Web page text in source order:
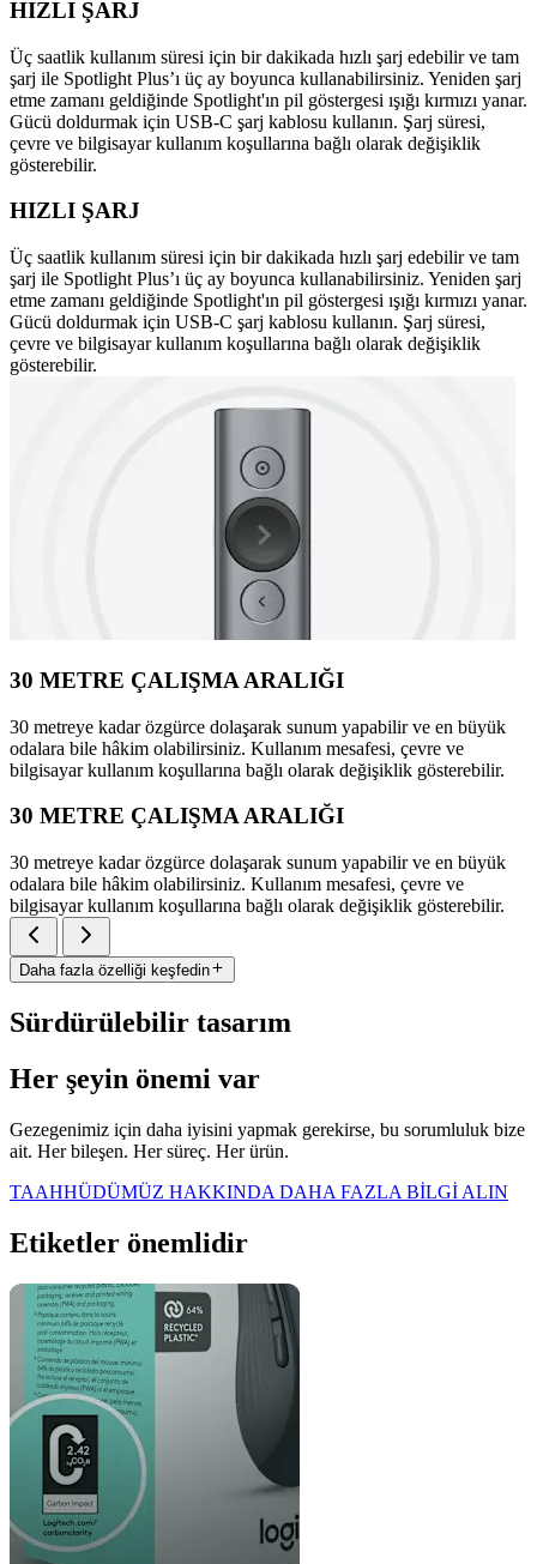
HIZLI ŞARJ
Üç saatlik kullanım süresi için bir dakikada hızlı şarj edebilir ve tam
şarj ile Spotlight Plus’ı üç ay boyunca kullanabilirsiniz. Yeniden şarj
etme zamanı geldiğinde Spotlight'ın pil göstergesi ışığı kırmızı yanar.
Gücü doldurmak için USB-C şarj kablosu kullanın. Şarj süresi,
çevre ve bilgisayar kullanım koşullarına bağlı olarak değişiklik
gösterebilir.
HIZLI ŞARJ
Üç saatlik kullanım süresi için bir dakikada hızlı şarj edebilir ve tam
şarj ile Spotlight Plus’ı üç ay boyunca kullanabilirsiniz. Yeniden şarj
etme zamanı geldiğinde Spotlight'ın pil göstergesi ışığı kırmızı yanar.
Gücü doldurmak için USB-C şarj kablosu kullanın. Şarj süresi,
çevre ve bilgisayar kullanım koşullarına bağlı olarak değişiklik
gösterebilir.
30 METRE ÇALIŞMA ARALIĞI
30 metreye kadar özgürce dolaşarak sunum yapabilir ve en büyük
odalara bile hâkim olabilirsiniz. Kullanım mesafesi, çevre ve
bilgisayar kullanım koşullarına bağlı olarak değişiklik gösterebilir.
30 METRE ÇALIŞMA ARALIĞI
30 metreye kadar özgürce dolaşarak sunum yapabilir ve en büyük
odalara bile hâkim olabilirsiniz. Kullanım mesafesi, çevre ve
bilgisayar kullanım koşullarına bağlı olarak değişiklik gösterebilir.
Daha fazla özelliği keşfedin
Sürdürülebilir tasarım
Her şeyin önemi var
Gezegenimiz için daha iyisini yapmak gerekirse, bu sorumluluk bize
ait. Her bileşen. Her süreç. Her ürün.
TAAHHÜDÜMÜZ HAKKINDA DAHA FAZLA BİLGİ ALIN
Etiketler önemlidir